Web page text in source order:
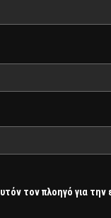
τον πλοηγό για